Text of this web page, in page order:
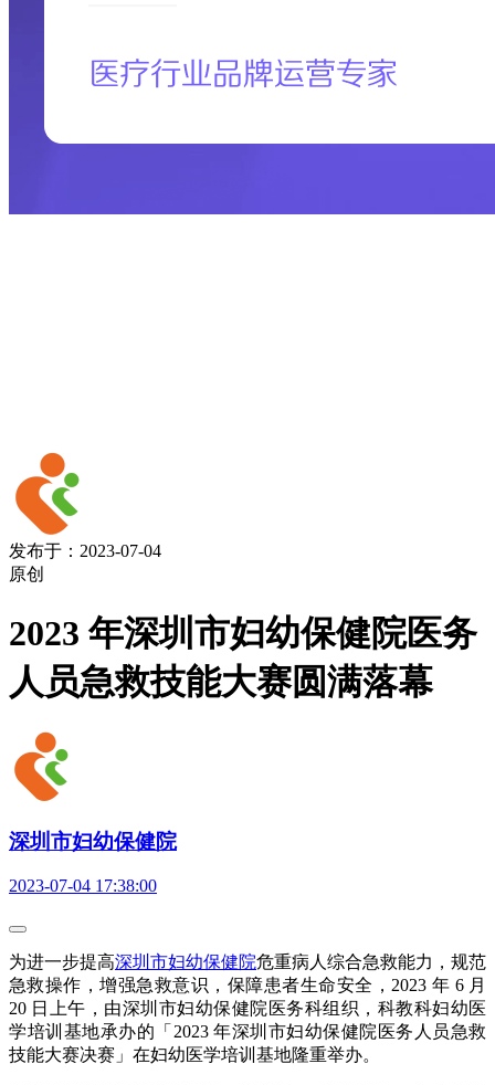
发布于：2023-07-04
原创
2023 年深圳市妇幼保健院医务
人员急救技能大赛圆满落幕
深圳市妇幼保健院
2023-07-04 17:38:00
为进一步提高深圳市妇幼保健院危重病人综合急救能力，规范
急救操作，增强急救意识，保障患者生命安全，2023 年 6 月
20 日上午，由深圳市妇幼保健院医务科组织，科教科妇幼医
学培训基地承办的「2023 年深圳市妇幼保健院医务人员急救
技能大赛决赛」在妇幼医学培训基地隆重举办。